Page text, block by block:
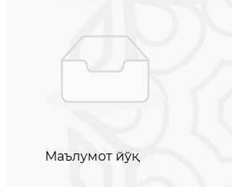
Маълумот йўқ